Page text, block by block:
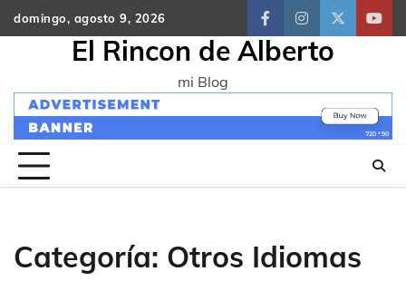
Skip
to
domingo, agosto 9, 2026
facebookinstagram
twitter
El Rincon de Alberto
mi Blog
Categoría: Otros Idiomas